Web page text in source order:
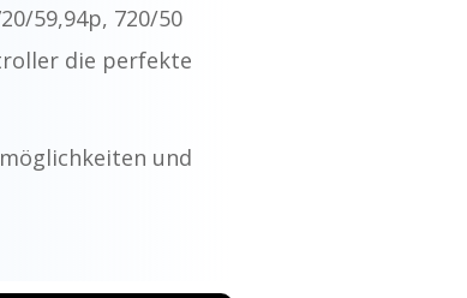
59,94p, 720/50
die perfekte
und